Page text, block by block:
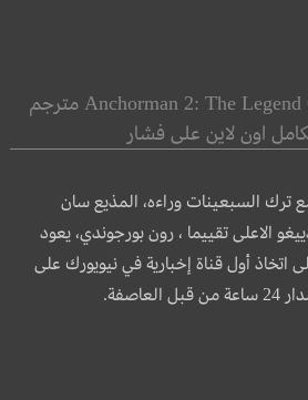
فلم Anchorman 2: The Legend Continues 2013 مترجم
اون لاين على فشار
ترك السبعينات وراءه، المذيع سان
الاعلى تقييما ، رون بورجوندي، يعود
اتخاذ أول قناة إخبارية في نيويورك على
من قبل العاصفة.